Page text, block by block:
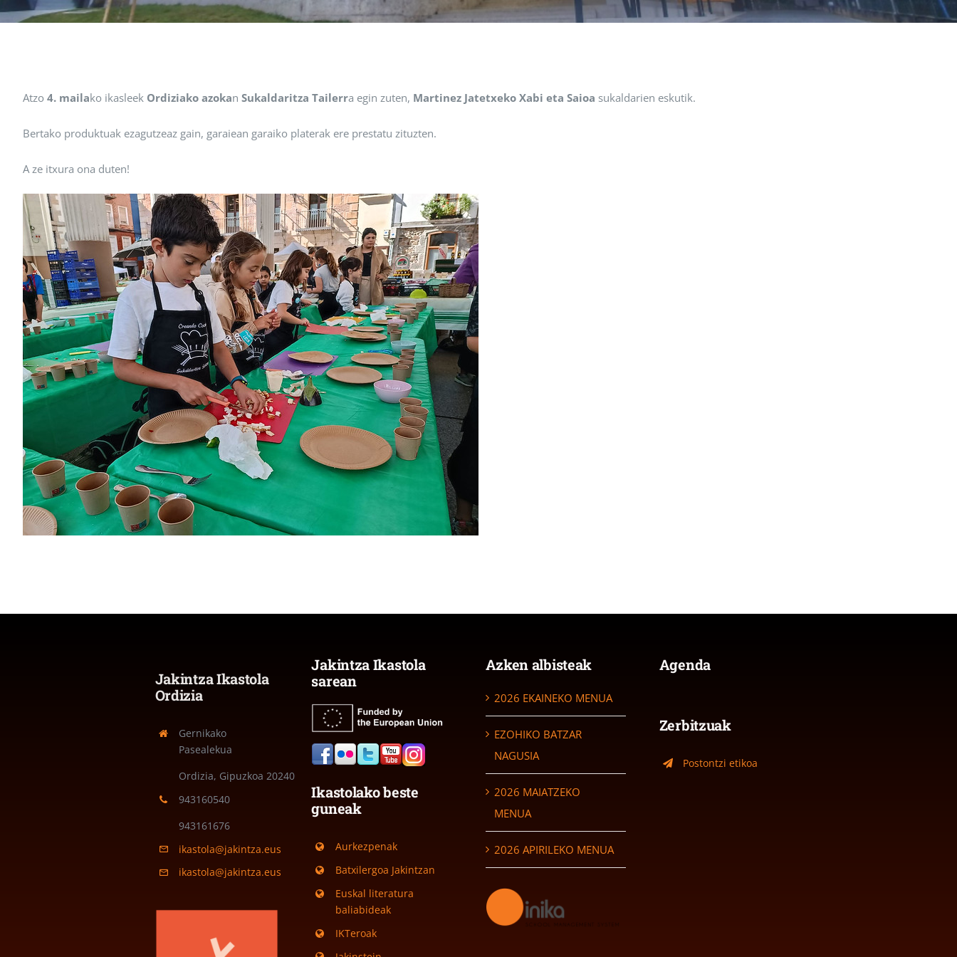
Atzo 4. mailako ikasleek Ordiziako azokan Sukaldaritza Tailerra egin zuten, Martinez Jatetxeko Xabi eta Saioa sukaldarien eskutik.
Bertako produktuak ezagutzeaz gain, garaiean garaiko platerak ere prestatu zituzten.
A ze itxura ona duten!
Jakintza Ikastola
Ordizia
Gernikako
Pasealekua
Ordizia, Gipuzkoa20240
943160540
943161676
ikastola@jakintza.eus
ikastola@jakintza.eus
Jakintza Ikastola
sarean
Ikastolako beste
guneak
Aurkezpenak
Batxilergoa Jakintzan
Euskal literatura
baliabideak
IKTeroak
Azken albisteak
2026 EKAINEKO MENUA
EZOHIKO BATZAR
NAGUSIA
2026 MAIATZEKO
MENUA
2026 APIRILEKO MENUA
Agenda
Zerbitzuak
Postontzi etikoa